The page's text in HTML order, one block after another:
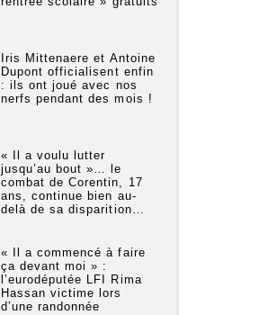
Iris Mittenaere et Antoine
Dupont officialisent enfin
: ils ont joué avec nos
nerfs pendant des mois !
« Il a voulu lutter
jusqu’au bout »… le
combat de Corentin, 17
ans, continue bien au-
delà de sa disparition…
« Il a commencé à faire
ça devant moi » :
l’eurodéputée LFI Rima
Hassan victime lors
d’une randonnée